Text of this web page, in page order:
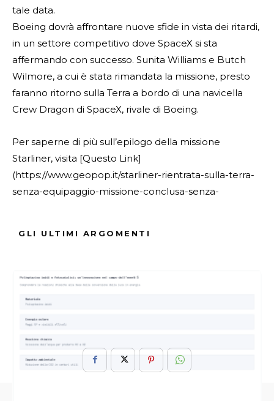
tale data.
Boeing dovrà affrontare nuove sfide in vista dei ritardi,
in un settore competitivo dove SpaceX si sta
affermando con successo. Sunita Williams e Butch
Wilmore, a cui è stata rimandata la missione, presto
faranno ritorno sulla Terra a bordo di una navicella
Crew Dragon di SpaceX, rivale di Boeing.
Per saperne di più sull’epilogo della missione
Starliner, visita [Questo Link]
(https://www.geopop.it/starliner-rientrata-sulla-terra-
senza-equipaggio-missione-conclusa-senza-
ARGOMENTI : Astronauti
Missione
Saranno
GLI ULTIMI ARGOMENTI